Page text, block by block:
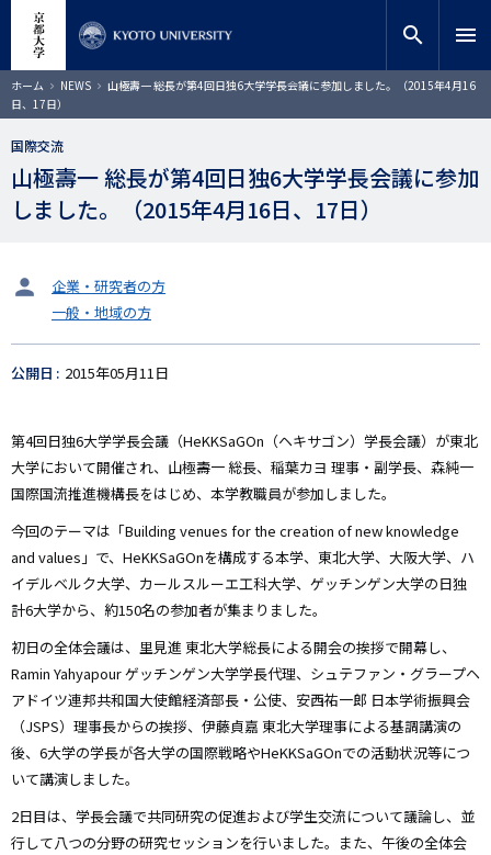
コ
ン
テ
ン
に
サイト内検索
検索
search menu
ホーム NEWS
山極壽一 総長が第4回日独6大学学長会議に参加しました。（2015年4月16
日、17日）
国際交流
山極壽一 総長が第4回日独6大学学長会議に参加
しました。（2015年4月16日、17日）
タ
ッ
ト
企業・研究者の方
一般・地域の方
公開日 2015年05月11日
第4回日独6大学学長会議（HeKKSaGOn（ヘキサゴン）学長会議）が東北
大学において開催され、山極壽一 総長、稲葉カヨ 理事・副学長、森純一
国際国流推進機構長をはじめ、本学教職員が参加しました。
今回のテーマは「Building venues for the creation of new knowledge
and values」で、HeKKSaGOnを構成する本学、東北大学、大阪大学、ハ
イデルベルク大学、カールスルーエ工科大学、ゲッチンゲン大学の日独
計6大学から、約150名の参加者が集まりました。
初日の全体会議は、里見進 東北大学総長による開会の挨拶で開幕し、
Ramin Yahyapour ゲッチンゲン大学学長代理、シュテファン・グラープヘ
アドイツ連邦共和国大使館経済部長・公使、安西祐一郎 日本学術振興会
（JSPS）理事長からの挨拶、伊藤貞嘉 東北大学理事による基調講演の
後、6大学の学長が各大学の国際戦略やHeKKSaGOnでの活動状況等につ
いて講演しました。
2日目は、学長会議で共同研究の促進および学生交流について議論し、並
行して八つの分野の研究セッションを行いました。また、午後の全体会